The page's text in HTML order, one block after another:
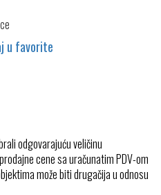
u favorite
odgovarajuću veličinu
cene sa uračunatim PDV-om
može biti drugačija u odnosu